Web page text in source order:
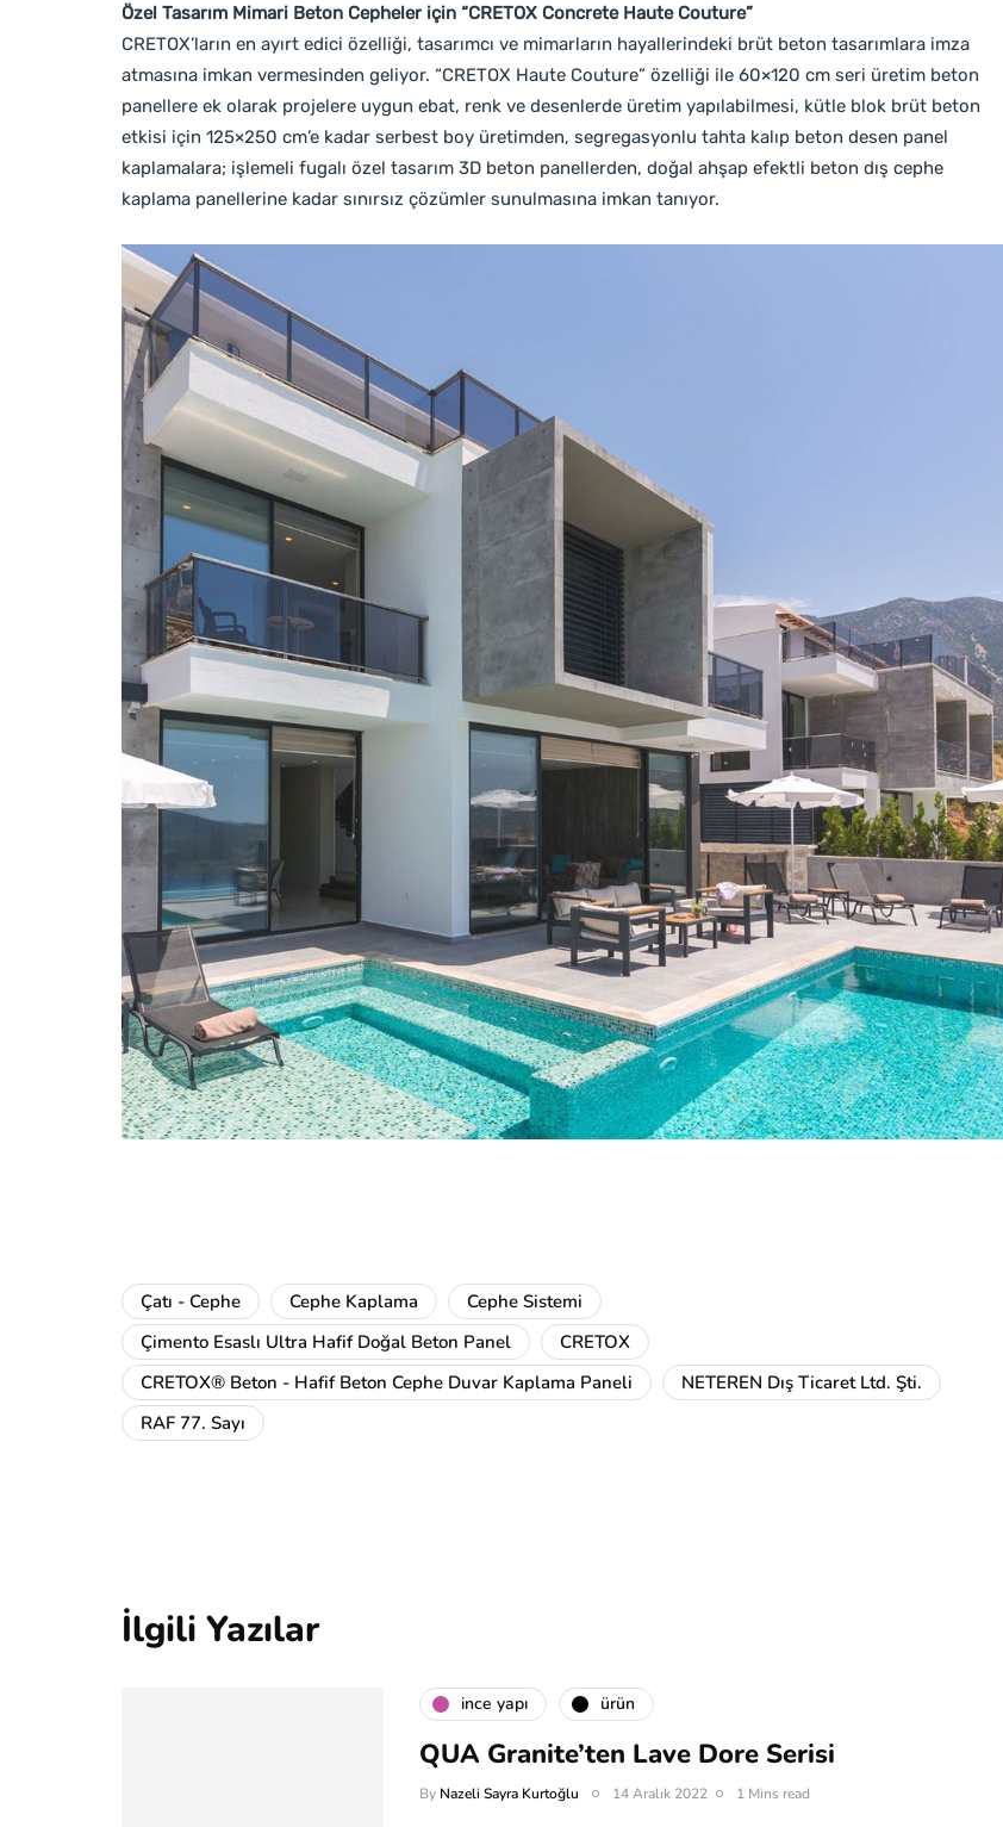
Özel Tasarım Mimari Beton Cepheler için “CRETOX Concrete Haute Couture”
CRETOX’ların en ayırt edici özelliği, tasarımcı ve mimarların hayallerindeki brüt beton tasarımlara imza
atmasına imkan vermesinden geliyor. “CRETOX Haute Couture” özelliği ile 60×120 cm seri üretim beton
panellere ek olarak projelere uygun ebat, renk ve desenlerde üretim yapılabilmesi, kütle blok brüt beton
etkisi için 125×250 cm’e kadar serbest boy üretimden, segregasyonlu tahta kalıp beton desen panel
kaplamalara; işlemeli fugalı özel tasarım 3D beton panellerden, doğal ahşap efektli beton dış cephe
kaplama panellerine kadar sınırsız çözümler sunulmasına imkan tanıyor.
Çatı - Cephe Cephe Kaplama
Cephe Sistemi
Çimento Esaslı Ultra Hafif Doğal Beton Panel
CRETOX
CRETOX® Beton - Hafif Beton Cephe Duvar Kaplama Paneli
NETEREN Dış Ticaret Ltd. Şti.
RAF 77. Sayı
İlgili Yazılar
i̇nce yapı ürün
QUA Granite’ten Lave Dore Serisi
By Nazeli Sayra Kurtoğlu 14 Aralık 2022 1 Mins read